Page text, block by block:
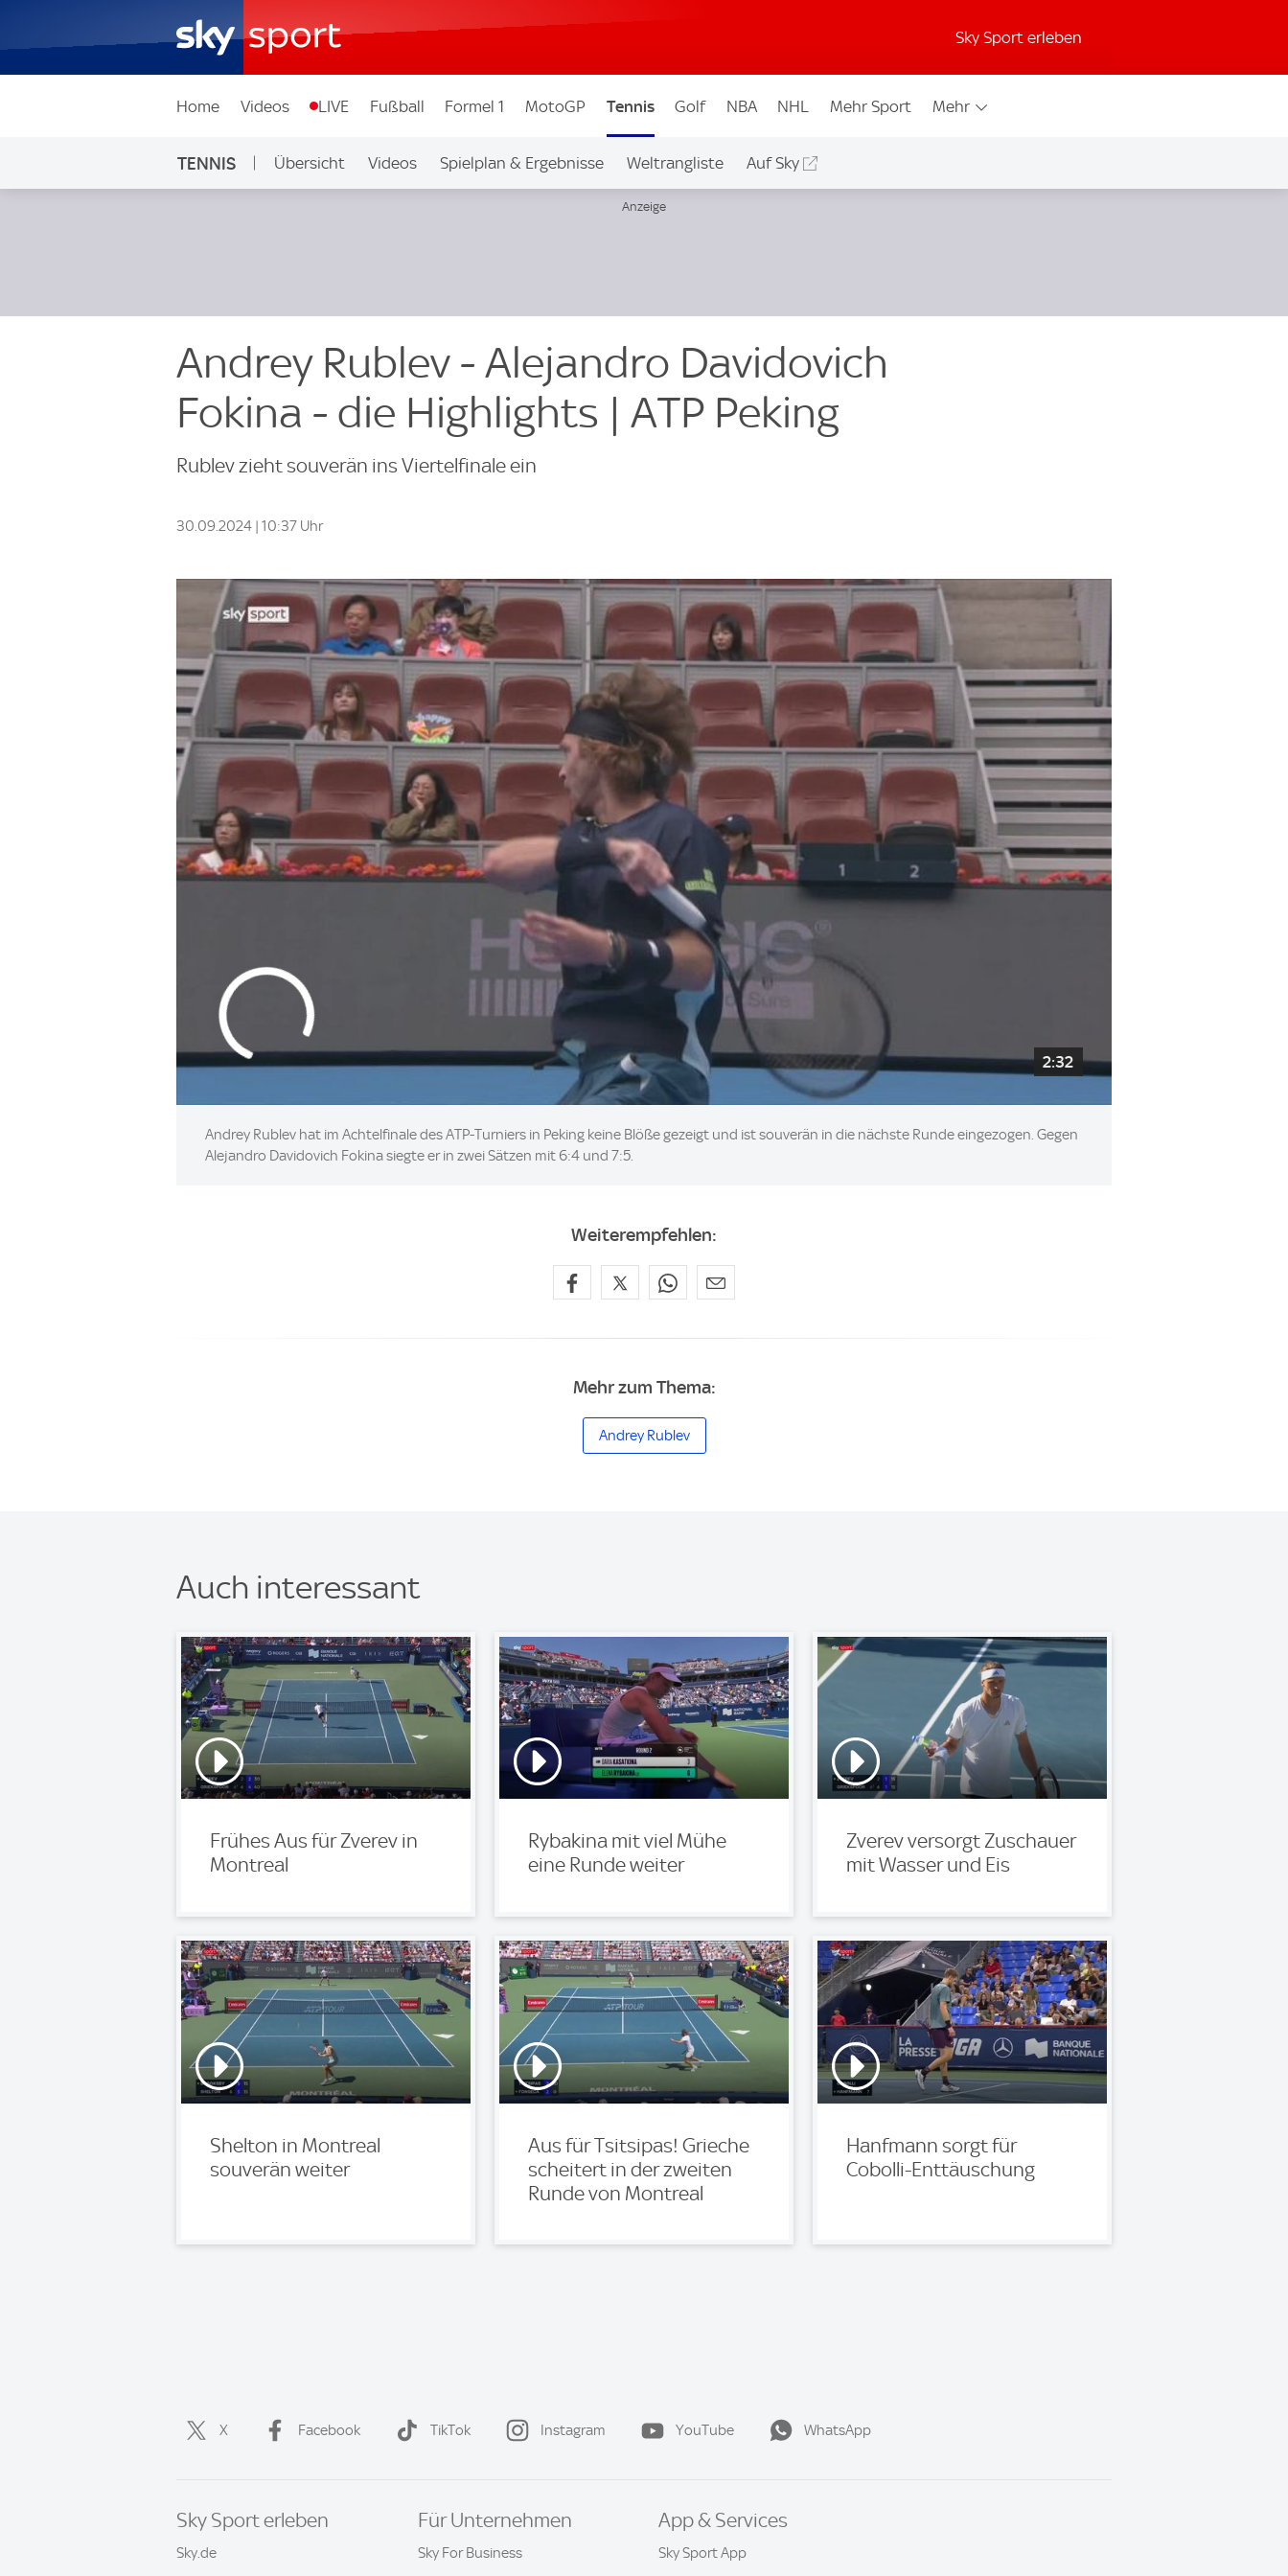
Sky Sport erleben
Home Videos LIVE Fußball Formel 1 MotoGP Tennis Golf NBA NHL Mehr Sport Mehr
TENNIS Übersicht Videos Spielplan & Ergebnisse Weltrangliste Auf Sky
Andrey Rublev - Alejandro Davidovich
Fokina - die Highlights | ATP Peking
Rublev zieht souverän ins Viertelfinale ein
30.09.2024 | 10:37 Uhr
2:32
Andrey Rublev hat im Achtelfinale des ATP-Turniers in Peking keine Blöße gezeigt und ist souverän in die nächste Runde eingezogen. Gegen
Alejandro Davidovich Fokina siegte er in zwei Sätzen mit 6:4 und 7:5.
Weiterempfehlen:
Mehr zum Thema:
Andrey Rublev
Auch interessant
Frühes Aus für Zverev in
Montreal
Rybakina mit viel Mühe
eine Runde weiter
Zverev versorgt Zuschauer
mit Wasser und Eis
Shelton in Montreal
souverän weiter
Aus für Tsitsipas! Grieche
scheitert in der zweiten
Runde von Montreal
Hanfmann sorgt für
Cobolli-Enttäuschung
X Facebook TikTok Instagram YouTube WhatsApp
Sky Sport erleben
Sky.de
Für Unternehmen
Sky For Business
App & Services
Sky Sport App